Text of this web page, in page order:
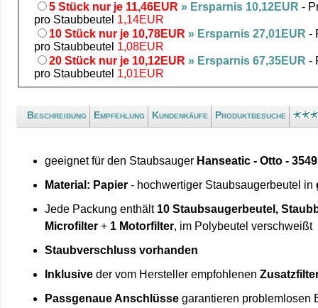
5 Stück nur je 11,46EUR » Ersparnis 10,12EUR -
pro Staubbeutel 1,14EUR
10 Stück nur je 10,78EUR » Ersparnis 27,01EUR -
pro Staubbeutel 1,08EUR
20 Stück nur je 10,12EUR » Ersparnis 67,35EUR -
pro Staubbeutel 1,01EUR
Beschreibung Empfehlung Kundenkäufe Produktbesuche
geeignet für den Staubsauger Hanseatic - Otto -
Material: Papier - hochwertiger Staubsaugerbeutel in
Jede Packung enthält 10 Staubsaugerbeutel,
Microfilter + 1 Motorfilter, im Polybeutel verschweißt
Staubverschluss vorhanden
Inklusive der vom Hersteller empfohlenen
Passgenaue Anschlüsse garantieren problemlosen